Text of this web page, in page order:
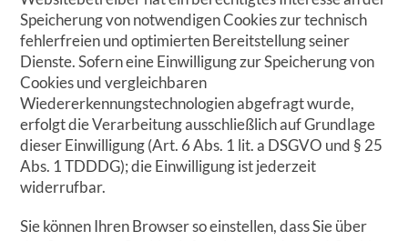
Speicherung von notwendigen Cookies zur technisch
fehlerfreien und optimierten Bereitstellung seiner
Dienste. Sofern eine Einwilligung zur Speicherung von
Cookies und vergleichbaren
Wiedererkennungstechnologien abgefragt wurde,
erfolgt die Verarbeitung ausschließlich auf Grundlage
dieser Einwilligung (Art. 6 Abs. 1 lit. a DSGVO und § 25
Abs. 1 TDDDG); die Einwilligung ist jederzeit
widerrufbar.
Sie können Ihren Browser so einstellen, dass Sie über